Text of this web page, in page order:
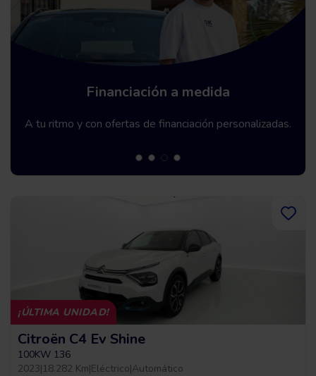
Garantía Premium hasta 5 años
Te ofrecemos una garantía de hasta 60 meses.
¡ÚLTIMA UNIDAD!
Citroën C4 Ev Shine
100KW 136
2023|18.282 Km|Eléctrico|Automático